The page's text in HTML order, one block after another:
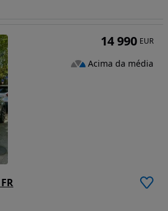
14 990 EUR
Acima da média